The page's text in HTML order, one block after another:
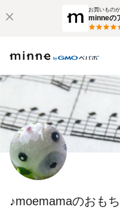
お買いもの
minneの
♪moemamaのおも